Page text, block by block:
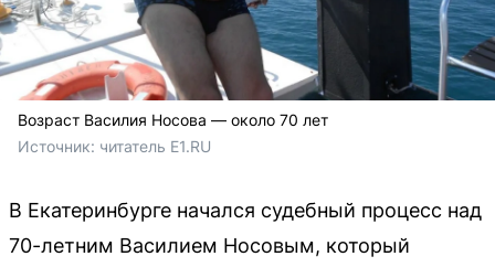
Возраст Василия Носова — около 70 лет
Источник: читатель E1.RU
В Екатеринбурге начался судебный процесс над
70-летним Василием Носовым, который